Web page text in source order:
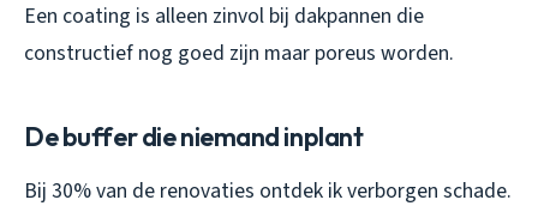
Een coating is alleen zinvol bij dakpannen die
constructief nog goed zijn maar poreus worden.
De buffer die niemand inplant
Bij 30% van de renovaties ontdek ik verborgen schade.